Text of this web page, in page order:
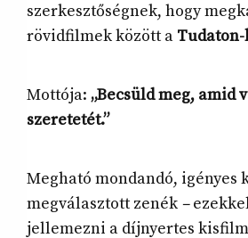
szerkesztőségnek, hogy
rövidfilmek között a
Mottója: „Becsüld meg, amid
szeretetét.”
Megható mondandó, igényes
megválasztott zenék –
jellemezni a díjnyertes